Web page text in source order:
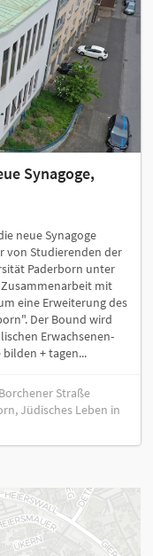
Synagoge,
neue Synagoge
von Studierenden der
Paderborn unter
mit
eine Erweiterung des
Der Bound wird
Erwachsenen-
+ tagen...
Straße
Jüdisches Leben in